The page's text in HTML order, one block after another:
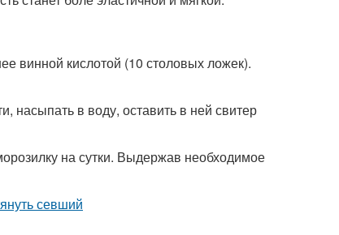
винной кислотой (10 столовых ложек).
насыпать в воду, оставить в ней свитер
на сутки. Выдержав необходимое